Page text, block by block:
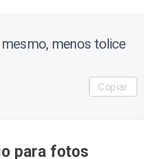
menos tolice
Copiar
para fotos